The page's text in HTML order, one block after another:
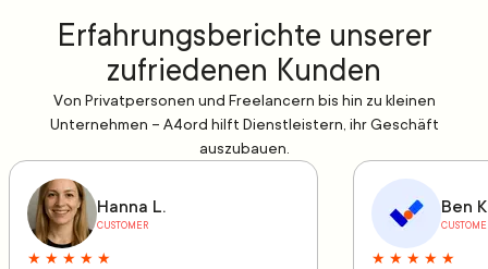
Erfahrungsberichte unserer
zufriedenen Kunden
Von Privatpersonen und Freelancern bis hin zu kleinen
Unternehmen – A4ord hilft Dienstleistern, ihr Geschäft
auszubauen.
Hanna L.
CUSTOMER
★ ★ ★ ★ ★
Ben
★ ★ ★ ★ ★